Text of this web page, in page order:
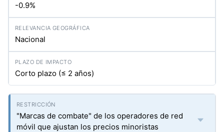
-0.9%
Nacional
Corto plazo (≤ 2 años)
"Marcas de combate" de los operadores de red
móvil que ajustan los precios minoristas